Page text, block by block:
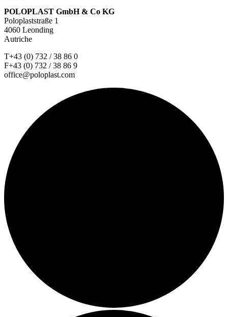
POLOPLAST GmbH & Co KG
Poloplaststraße 1
4060 Leonding
Autriche
T+43 (0) 732 / 38 86 0
F+43 (0) 732 / 38 86 9
office@poloplast.com